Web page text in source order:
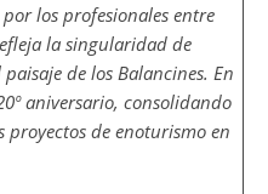
los profesionales entre
la singularidad de
de los Balancines. En
aniversario, consolidando
de enoturismo en